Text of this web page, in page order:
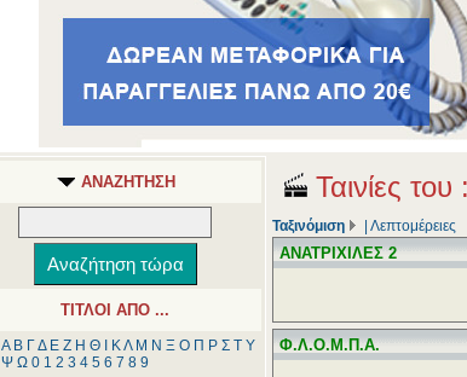
ΑΝΑΖΗΤΗΣΗ
ΤΙΤΛΟΙ ΑΠΟ ...
Α Β ΓΔ Ε Ζ Η Θ ΚΛ Μ Ν Ξ Ο Π Ρ Σ Τ Υ
Ψ Ω 0 1 2 3 4 5 6 7 8 9
Ταινίες
Ταξινόμιση Λεπτομέρειες
ΑΝΑΤΡΙΧΙΛΕΣ 2
Φ.Λ.Ο.Μ.Π.Α.